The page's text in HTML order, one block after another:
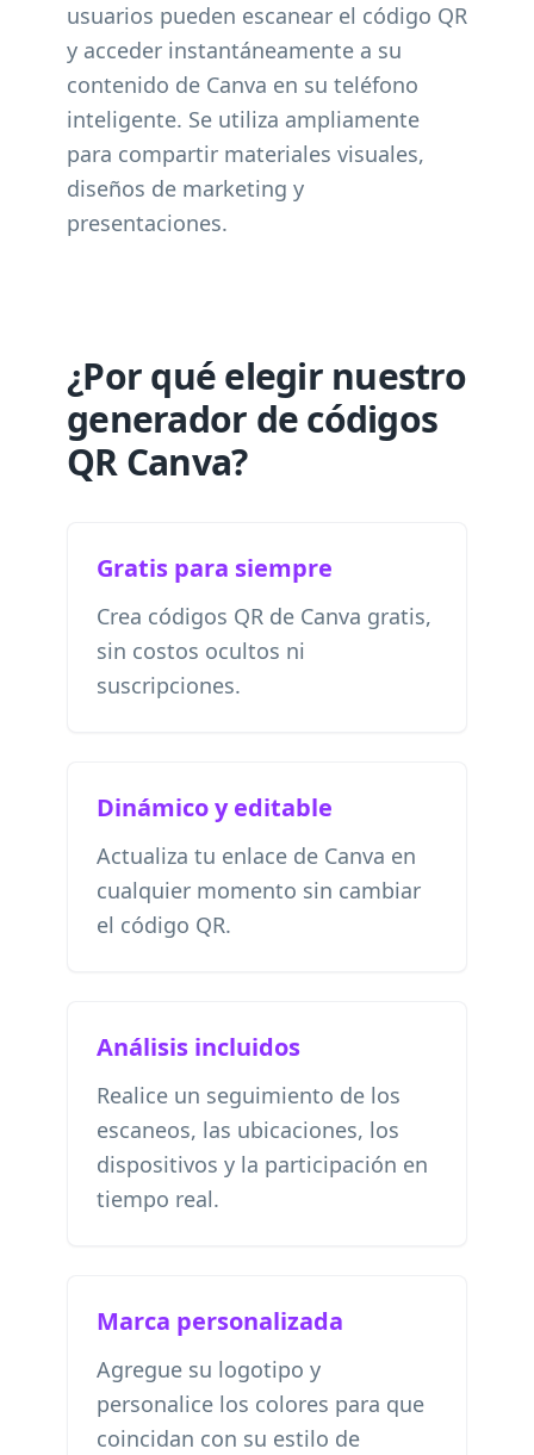
usuarios pueden escanear el código QR
y acceder instantáneamente a su
contenido de Canva en su teléfono
inteligente. Se utiliza ampliamente
para compartir materiales visuales,
diseños de marketing y
presentaciones.
¿Por qué elegir nuestro
generador de códigos
QR Canva?
Gratis para siempre
Crea códigos QR de Canva gratis,
sin costos ocultos ni
suscripciones.
Dinámico y editable
Actualiza tu enlace de Canva en
cualquier momento sin cambiar
el código QR.
Análisis incluidos
Realice un seguimiento de los
escaneos, las ubicaciones, los
dispositivos y la participación en
tiempo real.
Marca personalizada
Agregue su logotipo y
personalice los colores para que
coincidan con su estilo de